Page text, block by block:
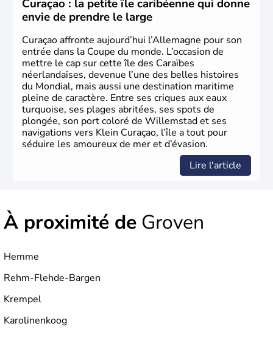
philosophie. Hertz, Gutenberg, Heidegger, Thomas Mann,
Herman Hesse ou bien Hegel en font partie.
Curaçao : la petite île caribéenne qui donne
envie de prendre le large
Curaçao affronte aujourd’hui l’Allemagne pour son
entrée dans la Coupe du monde. L’occasion de
mettre le cap sur cette île des Caraïbes
néerlandaises, devenue l’une des belles histoires
du Mondial, mais aussi une destination maritime
pleine de caractère. Entre ses criques aux eaux
turquoise, ses plages abritées, ses spots de
plongée, son port coloré de Willemstad et ses
navigations vers Klein Curaçao, l’île a tout pour
séduire les amoureux de mer et d’évasion.
Lire l'article
À proximité de Groven
Hemme
Rehm-Flehde-Bargen
Krempel
Karolinenkoog